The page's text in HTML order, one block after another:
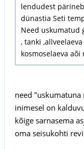
lendudest
dünastia Seti
Need uskumatud
, tanki
kosmoselaeva aõi
need
inimesel on
kõige sarnasema
oma seisukohti